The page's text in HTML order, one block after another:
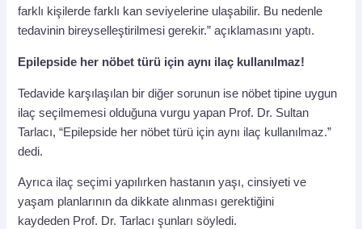
farklı kişilerde farklı kan seviyelerine ulaşabilir. Bu nedenle
tedavinin bireyselleştirilmesi gerekir.” açıklamasını yaptı.
Epilepside her nöbet türü için aynı ilaç kullanılmaz!
Tedavide karşılaşılan bir diğer sorunun ise nöbet tipine uygun
ilaç seçilmemesi olduğuna vurgu yapan Prof. Dr. Sultan
Tarlacı, “Epilepside her nöbet türü için aynı ilaç kullanılmaz.”
dedi.
Ayrıca ilaç seçimi yapılırken hastanın yaşı, cinsiyeti ve
yaşam planlarının da dikkate alınması gerektiğini
kaydeden Prof. Dr. Tarlacı şunları söyledi.